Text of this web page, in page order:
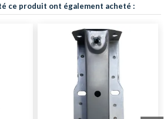
ce produit ont également acheté :